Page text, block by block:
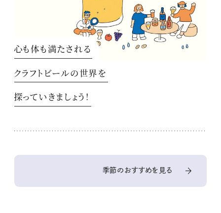
心も体も満たされる
クラフトビールの世界を
探っていきましょう！
季節のおすすめを見る